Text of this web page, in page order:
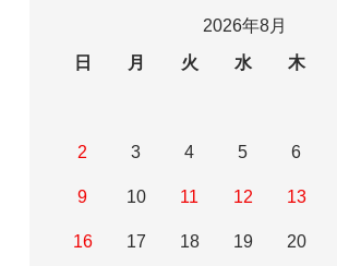
2026年8月
日
月 火 水 木
2 3 4 5 6
9 10 11 12 13
16 17 18 19 20